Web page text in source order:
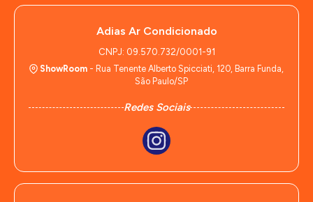
Adias Ar Condicionado
CNPJ: 09.570.732/0001-91
ShowRoom- Rua Tenente Alberto Spicciati, 120, Barra Funda,
São Paulo/SP
Redes Sociais